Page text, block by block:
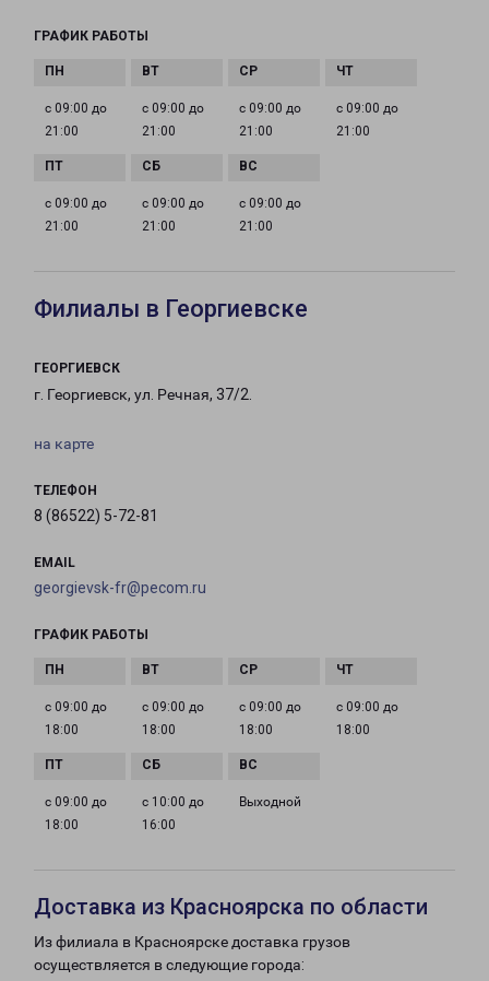
ГРАФИК РАБОТЫ
с 09:00 до
21:00
с 09:00 до
21:00
с 09:00 до
21:00
с 09:00 до
21:00
с 09:00 до
21:00
с 09:00 до
21:00
с 09:00 до
21:00
Филиалы в Георгиевске
ГЕОРГИЕВСК
г. Георгиевск, ул. Речная, 37/2.
на карте
ТЕЛЕФОН
8 (86522) 5-72-81
EMAIL
georgievsk-fr@pecom.ru
ГРАФИК РАБОТЫ
с 09:00 до
18:00
с 09:00 до
18:00
с 09:00 до
18:00
с 09:00 до
18:00
с 09:00 до
18:00
с 10:00 до
16:00
Выходной
Доставка из Красноярска по области
Из филиала в Красноярске доставка грузов
осуществляется в следующие города: